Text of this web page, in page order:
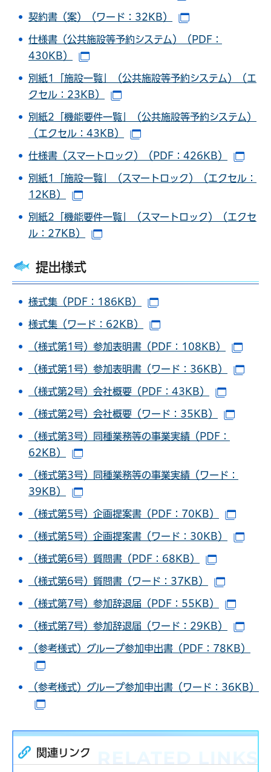
契約書（案）（ワード：32KB）
仕様書（公共施設等予約システム）（PDF：
430KB）
別紙1「施設一覧」（公共施設等予約システム）（エ
クセル：23KB）
別紙2「機能要件一覧」（公共施設等予約システム）
（エクセル：43KB）
仕様書（スマートロック）（PDF：426KB）
別紙1「施設一覧」（スマートロック）（エクセル：
12KB）
別紙2「機能要件一覧」（スマートロック）（エクセ
ル：27KB）
提出様式
様式集（PDF：186KB）
様式集（ワード：62KB）
（様式第1号）参加表明書（PDF：108KB）
（様式第1号）参加表明書（ワード：36KB）
（様式第2号）会社概要（PDF：43KB）
（様式第2号）会社概要（ワード：35KB）
（様式第3号）同種業務等の事業実績（PDF：
62KB）
（様式第3号）同種業務等の事業実績（ワード：
39KB）
（様式第5号）企画提案書（PDF：70KB）
（様式第5号）企画提案書（ワード：30KB）
（様式第6号）質問書（PDF：68KB）
（様式第6号）質問書（ワード：37KB）
（様式第7号）参加辞退届（PDF：55KB）
（様式第7号）参加辞退届（ワード：29KB）
（参考様式）グループ参加申出書（PDF：78KB）
（参考様式）グループ参加申出書（ワード：36KB）
関連リンク